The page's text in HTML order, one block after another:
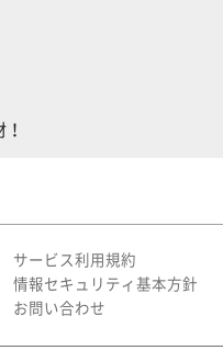
サービス利用規約
情報セキュリティ基本方針
お問い合わせ